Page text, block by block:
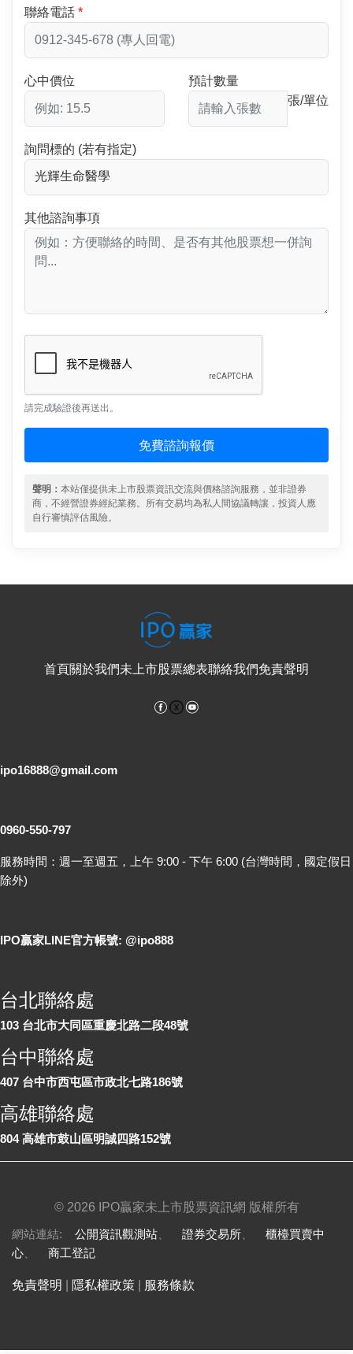
聯絡電話
心中價位
預計數量
張/單位
詢問標的 (若有指定)
其他諮詢事項
請完成驗證後再送出。
免費諮詢報價
聲明： 本站僅提供未上市股票資訊交流與價格諮詢服務，並非證券
商，不經營證券經紀業務。所有交易均為私人間協議轉讓，投資人應
自行審慎評估風險。
首頁關於我們未上市股票總表聯絡我們免責聲明
Facebook
ipo16888@gmail.com
0960-550-797
服務時間：週一至週五，上午 9:00 - 下午 6:00 (台灣時間，國定假日
除外)
IPO贏家LINE官方帳號: @ipo888
台北聯絡處
103 台北市大同區重慶北路二段48號
台中聯絡處
407 台中市西屯區市政北七路186號
高雄聯絡處
804 高雄市鼓山區明誠四路152號
© 2026 IPO贏家未上市股票資訊網 版權所有
網站連結: 公開資訊觀測站 證券交易所
櫃檯買賣中
心
商工登記
免責聲明 隱私權政策 服務條款